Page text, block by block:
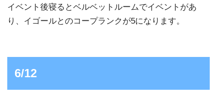
イベント後寝るとベルベットルームでイベントがあ
り、イゴールとのコープランクが5になります。
6/12